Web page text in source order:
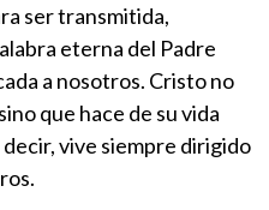
ser transmitida,
eterna del Padre
a nosotros. Cristo no
que hace de su vida
decir, vive siempre dirigido